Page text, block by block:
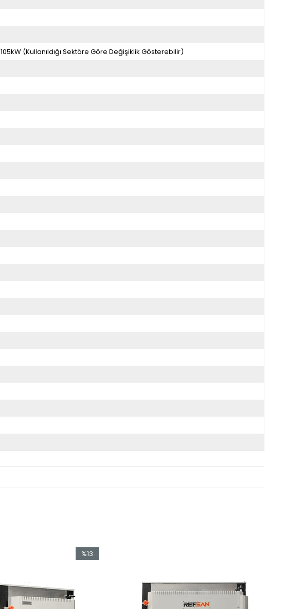
105kW (Kullanıldığı Sektöre Göre Değişiklik Gösterebilir)
%13